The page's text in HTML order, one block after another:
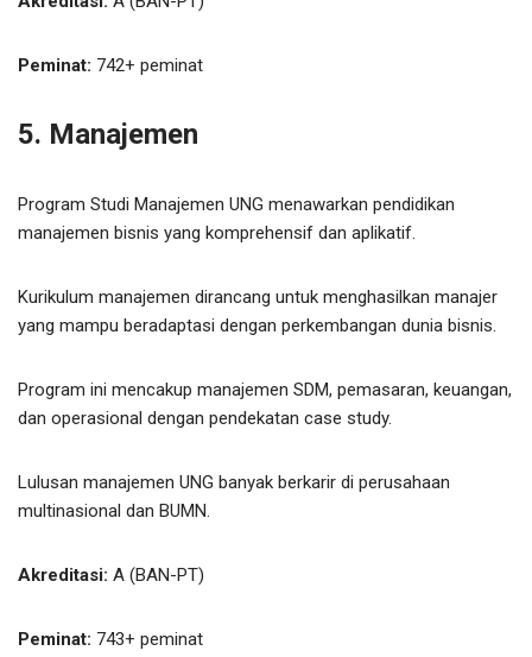
Peminat: 742+ peminat
5. Manajemen
Program Studi Manajemen UNG menawarkan pendidikan
manajemen bisnis yang komprehensif dan aplikatif.
Kurikulum manajemen dirancang untuk menghasilkan manajer
yang mampu beradaptasi dengan perkembangan dunia bisnis.
Program ini mencakup manajemen SDM, pemasaran, keuangan,
dan operasional dengan pendekatan case study.
Lulusan manajemen UNG banyak berkarir di perusahaan
multinasional dan BUMN.
Akreditasi: A (BAN-PT)
Peminat: 743+ peminat